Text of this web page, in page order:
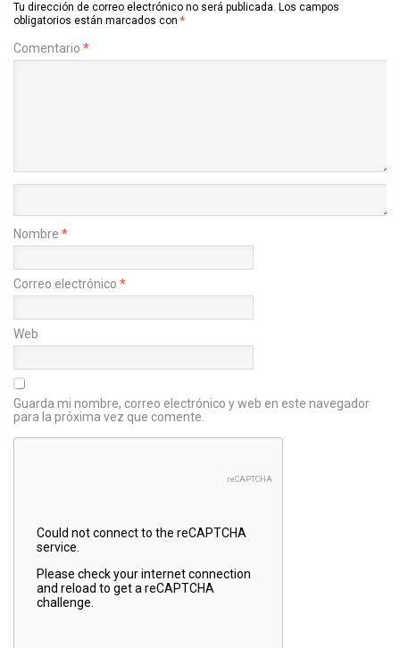
Tu dirección de correo electrónico no será publicada. Los campos
obligatorios están marcados con *
Comentario *
Nombre *
Correo electrónico *
Web
Guarda mi nombre, correo electrónico y web en este navegador
para la próxima vez que comente.